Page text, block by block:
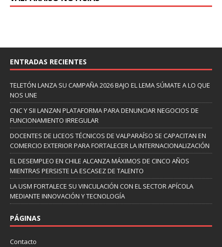
ENTRADAS RECIENTES
TELETÓN LANZA SU CAMPAÑA 2026 BAJO EL LEMA SÚMATE A LO QUE
NOS UNE
CNC Y SII LANZAN PLATAFORMA PARA DENUNCIAR NEGOCIOS DE
FUNCIONAMIENTO IRREGULAR
DOCENTES DE LICEOS TÉCNICOS DE VALPARAÍSO SE CAPACITAN EN
COMERCIO EXTERIOR PARA FORTALECER LA INTERNACIONALIZACIÓN
EL DESEMPLEO EN CHILE ALCANZA MÁXIMOS DE CINCO AÑOS
MIENTRAS PERSISTE LA ESCASEZ DE TALENTO
LA USM FORTALECE SU VINCULACIÓN CON EL SECTOR APÍCOLA
MEDIANTE INNOVACIÓN Y TECNOLOGÍA
PÁGINAS
Contacto